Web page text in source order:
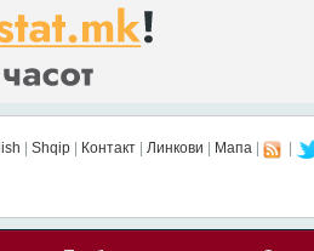
Shqip| Контакт| Линкови Мапа| |